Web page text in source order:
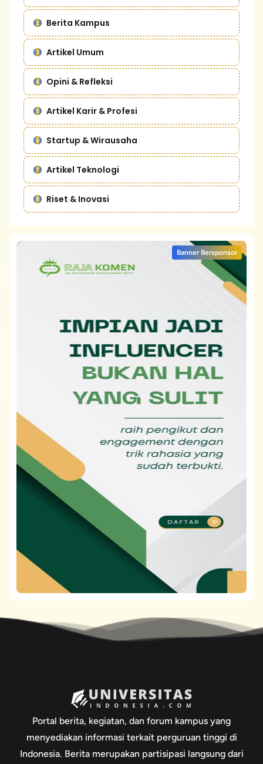
Berita Kampus
Artikel Umum
Opini & Refleksi
Artikel Karir & Profesi
Startup & Wirausaha
Artikel Teknologi
Riset & Inovasi
Banner Bersponsor
Portal berita, kegiatan, dan forum kampus yang
menyediakan informasi terkait perguruan tinggi di
Indonesia. Berita merupakan partisipasi langsung dari